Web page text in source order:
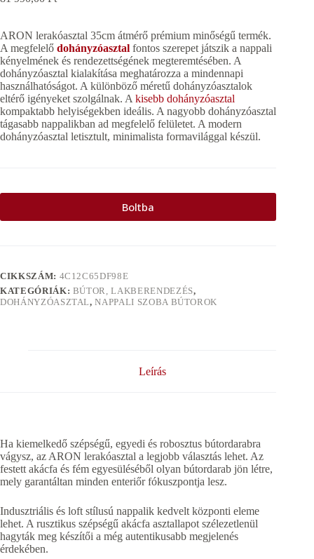
ARON lerakóasztal 35cm átmérő prémium minőségű termék.
A megfelelő dohányzóasztal fontos szerepet játszik a nappali
kényelmének és rendezettségének megteremtésében. A
dohányzóasztal kialakítása meghatározza a mindennapi
használhatóságot. A különböző méretű dohányzóasztalok
eltérő igényeket szolgálnak. A kisebb dohányzóasztal
kompaktabb helyiségekben ideális. A nagyobb dohányzóasztal
tágasabb nappalikban ad megfelelő felületet. A modern
dohányzóasztal letisztult, minimalista formavilággal készül.
Boltba
CIKKSZÁM: 4C12C65DF98E
KATEGÓRIÁK: BÚTOR, LAKBERENDEZÉS,
DOHÁNYZÓASZTAL,NAPPALI SZOBA BÚTOROK
Leírás
Ha kiemelkedő szépségű, egyedi és robosztus bútordarabra
vágysz, az ARON lerakóasztal a legjobb választás lehet. Az
festett akácfa és fém egyesüléséből olyan bútordarab jön létre,
mely garantáltan minden enteriőr fókuszpontja lesz.
Indusztriális és loft stílusú nappalik kedvelt központi eleme
lehet. A rusztikus szépségű akácfa asztallapot szélezetlenül
hagyták meg készítői a még autentikusabb megjelenés
érdekében.